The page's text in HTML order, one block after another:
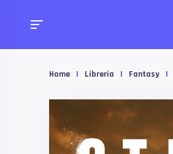
Home | Libreria | Fantasy |